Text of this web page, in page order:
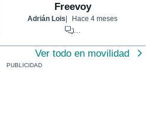
Freevoy
Adrián Lois Hace 4 meses
...
Ver todo en movilidad